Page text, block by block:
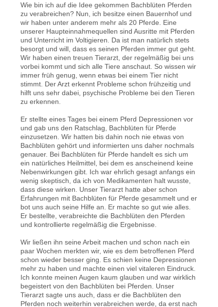
Wie bin ich auf die Idee gekommen Bachblüten Pferden
zu verabreichen? Nun, ich besitze einen Bauernhof und
wir haben unter anderem mehr als 20 Pferde. Eine
unserer Haupteinnahmequellen sind Ausritte mit Pferden
und Unterricht im Voltigieren. Da ist man natürlich stets
besorgt und will, dass es seinen Pferden immer gut geht.
Wir haben einen treuen Tierarzt, der regelmäßig bei uns
vorbei kommt und sich alle Tiere anschaut. So wissen wir
immer früh genug, wenn etwas bei einem Tier nicht
stimmt. Der Arzt erkennt Probleme schon frühzeitig und
hilft uns sehr dabei, psychische Probleme bei den Tieren
zu erkennen.
Er stellte eines Tages bei einem Pferd Depressionen vor
und gab uns den Ratschlag, Bachblüten für Pferde
einzusetzen. Wir hatten bis dahin noch nie etwas von
Bachblüten gehört und informierten uns daher nochmals
genauer. Bei Bachblüten für Pferde handelt es sich um
ein natürliches Heilmittel, bei dem es anscheinend keine
Nebenwirkungen gibt. Ich war ehrlich gesagt anfangs ein
wenig skeptisch, da ich von Medikamenten halt wusste,
dass diese wirken. Unser Tierarzt hatte aber schon
Erfahrungen mit Bachblüten für Pferde gesammelt und er
bot uns auch seine Hilfe an. Er machte so gut wie alles.
Er bestellte, verabreichte die Bachblüten den Pferden
und kontrollierte regelmäßig die Ergebnisse.
Wir ließen ihn seine Arbeit machen und schon nach ein
paar Wochen merkten wir, wie es dem betroffenen Pferd
schon wieder besser ging. Es schien keine Depressionen
mehr zu haben und machte einen viel vitaleren Eindruck.
Ich konnte meinen Augen kaum glauben und war wirklich
begeistert von den Bachblüten bei Pferden. Unser
Tierarzt sagte uns auch, dass er die Bachblüten den
Pferden noch weiterhin verabreichen werde, da erst nach